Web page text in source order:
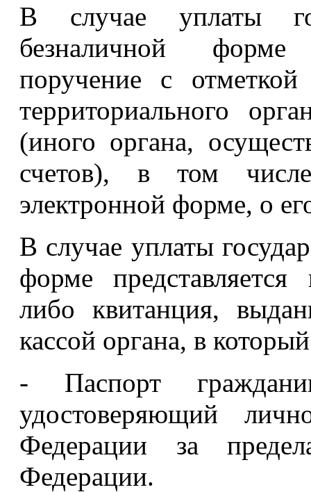
В случае уплаты
безналичной форме
поручение с
территориального
(иного органа,
счетов), в том
электронной форме, о
В случае уплаты
форме
либо квитанция,
кассой органа, в
- Паспорт
удостоверяющий
Федерации за
Федерации.